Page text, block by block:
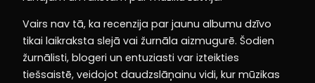
Vairs nav tā, ka recenzija par jaunu albumu dzīvo
tikai laikraksta slejā vai žurnāla aizmugurē. Šodien
žurnālisti, blogeri un entuziasti var izteikties
tiešsaistē, veidojot daudzslāņainu vidi, kur mūzikas